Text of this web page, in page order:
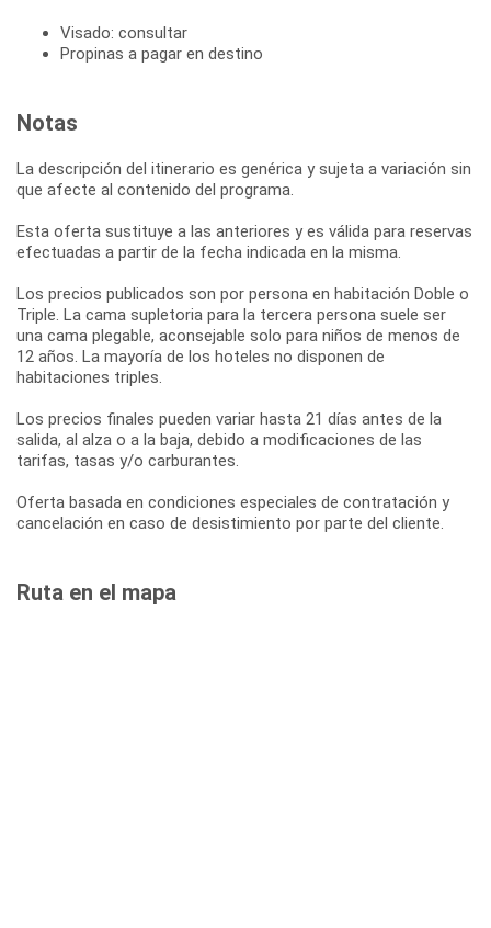
Visado: consultar
Propinas a pagar en destino
Notas
La descripción del itinerario es genérica y sujeta a variación sin
que afecte al contenido del programa.
Esta oferta sustituye a las anteriores y es válida para reservas
efectuadas a partir de la fecha indicada en la misma.
Los precios publicados son por persona en habitación Doble o
Triple. La cama supletoria para la tercera persona suele ser
una cama plegable, aconsejable solo para niños de menos de
12 años. La mayoría de los hoteles no disponen de
habitaciones triples.
Los precios finales pueden variar hasta 21 días antes de la
salida, al alza o a la baja, debido a modificaciones de las
tarifas, tasas y/o carburantes.
Oferta basada en condiciones especiales de contratación y
cancelación en caso de desistimiento por parte del cliente.
Ruta en el mapa